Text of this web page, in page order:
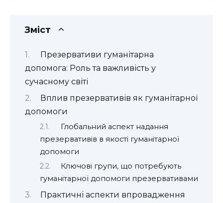
Зміст
Презервативи гуманітарна
допомога: Роль та важливість у
сучасному світі
Вплив презервативів як гуманітарної
допомоги
Глобальний аспект надання
презервативів в якості гуманітарної
допомоги
Ключові групи, що потребують
гуманітарної допомоги презервативами
Практичні аспекти впровадження